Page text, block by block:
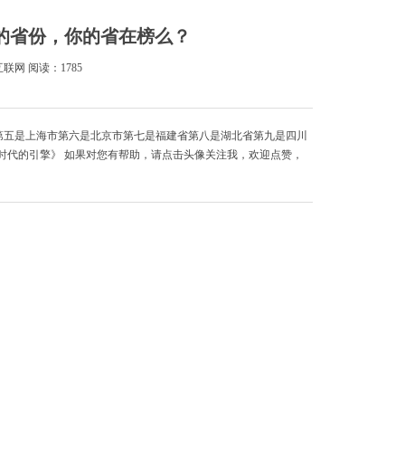
省份，你的省在榜么？
联网 阅读：1785
是上海市第六是北京市第七是福建省第八是湖北省第九是四川
的引擎》 如果对您有帮助，请点击头像关注我，欢迎点赞，